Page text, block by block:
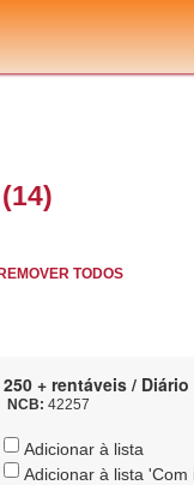
REMOVER TODOS
250 + rentáveis /
NCB: 42257
Adicionar à lista
Adicionar à lista 'Com